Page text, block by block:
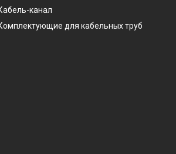
канал
для кабельных труб